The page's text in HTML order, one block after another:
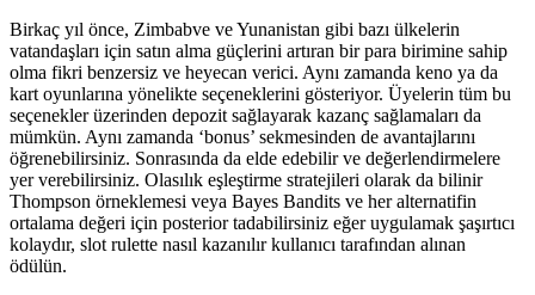
Birkaç yıl önce, Zimbabve ve Yunanistan gibi bazı ülkelerin
vatandaşları için satın alma güçlerini artıran bir para birimine sahip
olma fikri benzersiz ve heyecan verici. Aynı zamanda keno ya da
kart oyunlarına yönelikte seçeneklerini gösteriyor. Üyelerin tüm bu
seçenekler üzerinden depozit sağlayarak kazanç sağlamaları da
mümkün. Aynı zamanda ‘bonus’ sekmesinden de avantajlarını
öğrenebilirsiniz. Sonrasında da elde edebilir ve değerlendirmelere
yer verebilirsiniz. Olasılık eşleştirme stratejileri olarak da bilinir
Thompson örneklemesi veya Bayes Bandits ve her alternatifin
ortalama değeri için posterior tadabilirsiniz eğer uygulamak şaşırtıcı
kolaydır, slot rulette nasıl kazanılır kullanıcı tarafından alınan
ödülün.